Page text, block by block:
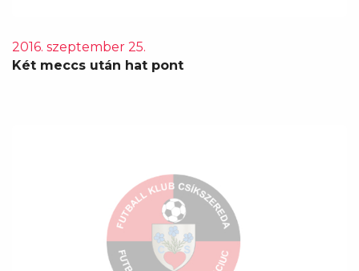
2016. szeptember 25.
Két meccs után hat pont